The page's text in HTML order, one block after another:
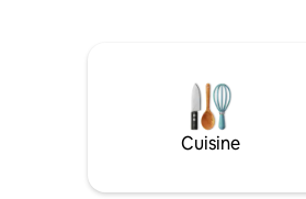
romantique ou une aventure
Ourea vous offre la retraite
plaisir de vous accueillir
coin de paradis.
Cuisine